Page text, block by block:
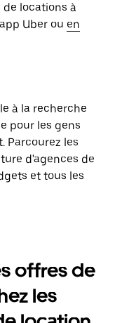
de locations à
Uber ou en
à la recherche
pour les gens
Parcourez les
d'agences de
et tous les
offres de
les